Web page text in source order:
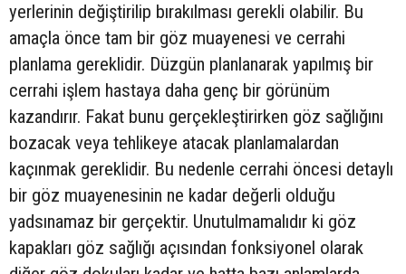
yerlerinin değiştirilip bırakılması gerekli olabilir. Bu
amaçla önce tam bir göz muayenesi ve cerrahi
planlama gereklidir. Düzgün planlanarak yapılmış bir
cerrahi işlem hastaya daha genç bir görünüm
kazandırır. Fakat bunu gerçekleştirirken göz sağlığını
bozacak veya tehlikeye atacak planlamalardan
kaçınmak gereklidir. Bu nedenle cerrahi öncesi detaylı
bir göz muayenesinin ne kadar değerli olduğu
yadsınamaz bir gerçektir. Unutulmamalıdır ki göz
kapakları göz sağlığı açısından fonksiyonel olarak